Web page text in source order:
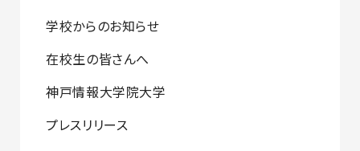
学校からのお知らせ
在校生の皆さんへ
神戸情報大学院大学
プレスリリース